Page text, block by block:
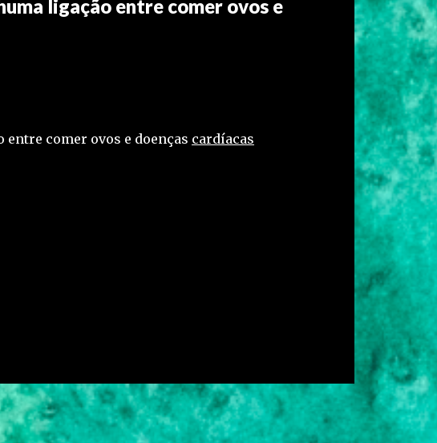
ligação entre comer ovos e
comer ovos e doenças cardíacas